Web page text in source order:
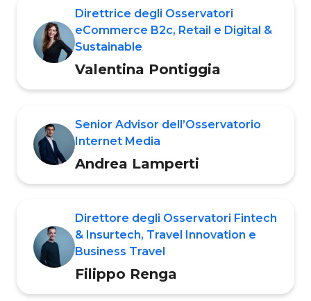
Direttrice degli Osservatori
eCommerce B2c, Retail e Digital &
Sustainable
Valentina Pontiggia
Senior Advisor dell’Osservatorio
Internet Media
Andrea Lamperti
Direttore degli Osservatori Fintech
& Insurtech, Travel Innovation e
Business Travel
Filippo Renga